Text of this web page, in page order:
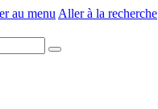
au menu Aller à la recherche